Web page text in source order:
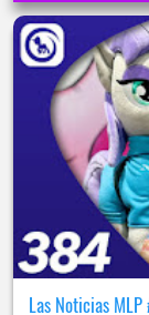
Las Noticias